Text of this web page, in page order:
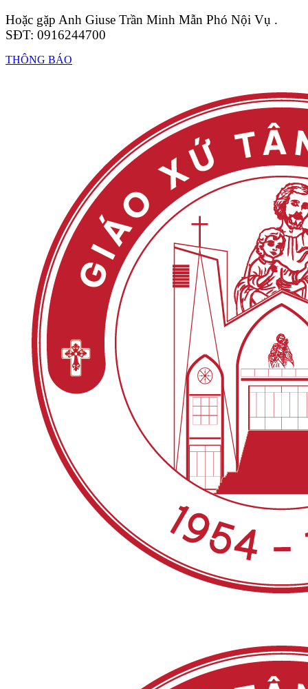
Hoặc gặp Anh Giuse Trần Minh Mẫn Phó Nội Vụ .
SĐT: 0916244700
THÔNG BÁO